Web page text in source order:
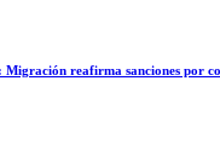
reafirma sanciones por